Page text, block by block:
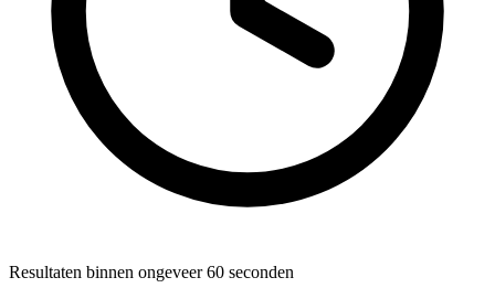
Resultaten binnen ongeveer 60 seconden